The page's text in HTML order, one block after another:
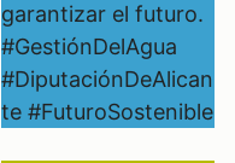
garantizar el futuro.
#GestiónDelAgua
#DiputaciónDeAlican
te #FuturoSostenible